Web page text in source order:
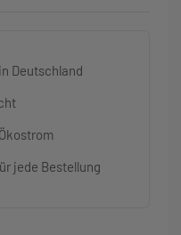
Deutschland
jede Bestellung